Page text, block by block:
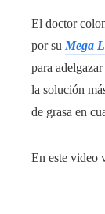
El doctor
por su Mega
para
la solución
de grasa en
En este video